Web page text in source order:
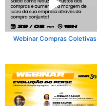
Webinar Compras Coletivas